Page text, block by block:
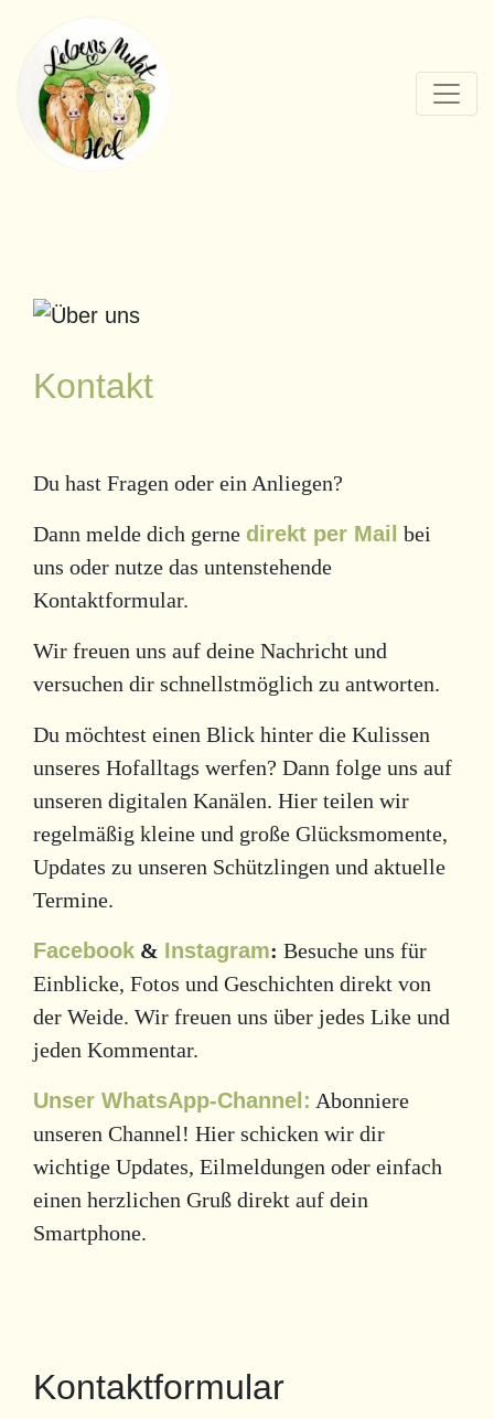
Kontakt
Du hast Fragen oder ein Anliegen?
Dann melde dich gerne direkt per Mail bei
uns oder nutze das untenstehende
Kontaktformular.
Wir freuen uns auf deine Nachricht und
versuchen dir schnellstmöglich zu antworten.
Du möchtest einen Blick hinter die Kulissen
unseres Hofalltags werfen? Dann folge uns auf
unseren digitalen Kanälen. Hier teilen wir
regelmäßig kleine und große Glücksmomente,
Updates zu unseren Schützlingen und aktuelle
Termine.
Facebook & Instagram: Besuche uns für
Einblicke, Fotos und Geschichten direkt von
der Weide. Wir freuen uns über jedes Like und
jeden Kommentar.
Unser WhatsApp-Channel: Abonniere
unseren Channel! Hier schicken wir dir
wichtige Updates, Eilmeldungen oder einfach
einen herzlichen Gruß direkt auf dein
Smartphone.
Kontaktformular